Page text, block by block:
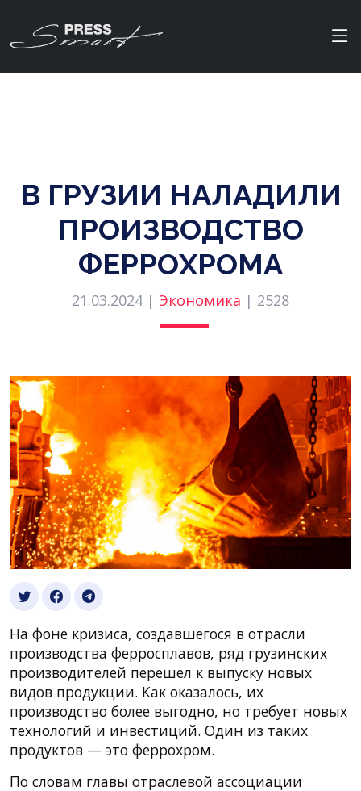
В ГРУЗИИ НАЛАДИЛИ
ПРОИЗВОДСТВО
ФЕРРОХРОМА
21.03.2024 | Экономика | 2528
На фоне кризиса, создавшегося в отрасли
производства ферросплавов, ряд грузинских
производителей перешел к выпуску новых
видов продукции. Как оказалось, их
производство более выгодно, но требует новых
технологий и инвестиций. Один из таких
продуктов — это феррохром.
По словам главы отраслевой ассоциации